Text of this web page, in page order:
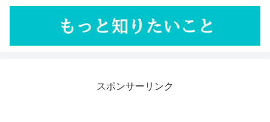
スポンサーリンク